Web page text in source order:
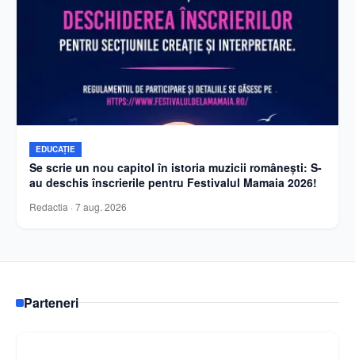
EDUCAȚIE
Se scrie un nou capitol în istoria muzicii românești: S-
au deschis înscrierile pentru Festivalul Mamaia 2026!
Redactia · 7 aug. 2026
Parteneri